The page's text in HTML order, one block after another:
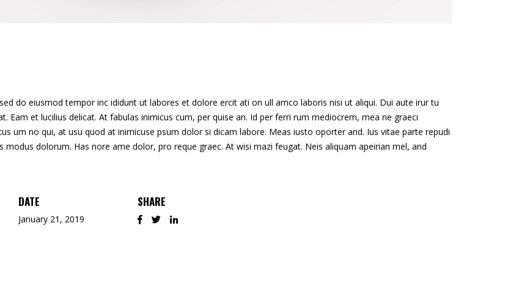
do eiusmod tempor inc ididunt ut labores et dolore ercit ati on ull amco laboris nisi ut aliqui. Dui aute irur tu
Eam et lucilius delicat. At fabulas inimicus cum, per quise an. Id per ferri rum mediocrem, mea ne graeci
um no qui, at usu quod at inimicuse psum dolor si dicam labore. Meas iusto oporter and. Ius vitae parte repudi
modus dolorum. Has nore ame dolor, pro reque graec. At wisi mazi feugat. Neis aliquam apeirian mel, and
DATE
January 21, 2019
SHARE